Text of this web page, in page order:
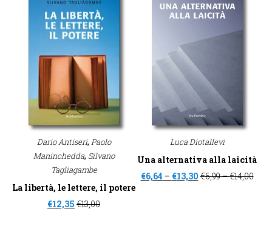
Dario Antiseri, Paolo
Maninchedda, Silvano
Tagliagambe
La libertà, le lettere, il potere
€12,35 €13,00
Luca Diotallevi
Una alternativa alla laicità
€6,64 – €13,30€6,99–€14,00